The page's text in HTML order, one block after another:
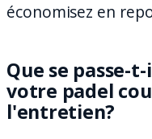
économisez en
Que se passe-
votre padel
l'entretien?